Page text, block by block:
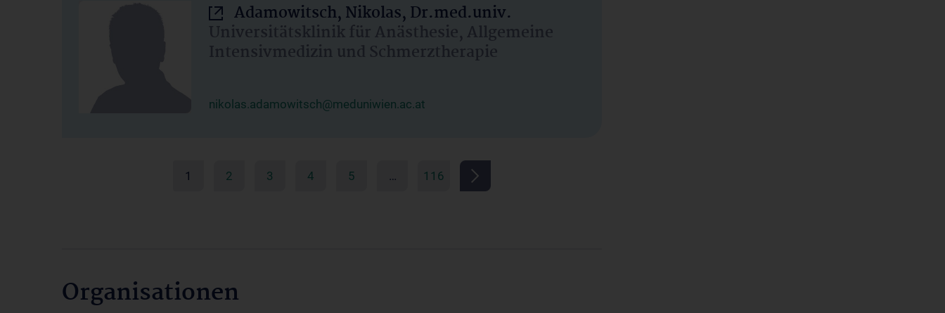
Adamowitsch, Nikolas, Dr.med.univ.
Universitätsklinik für Anästhesie, Allgemeine
Intensivmedizin und Schmerztherapie
nikolas.adamowitsch@meduniwien.ac.at
1 2 3 4 5 … 116
Organisationen